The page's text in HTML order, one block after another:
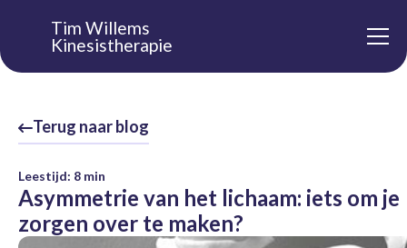
Tim Willems
Kinesistherapie
Terug naar blog
Leestijd: 8 min
Asymmetrie van het lichaam: iets om je
zorgen over te maken?